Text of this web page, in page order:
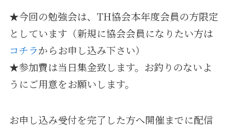
★今回の勉強会は、TH協会本年度会員の方限定
としています（新規に協会会員になりたい方は
コチラからお申し込み下さい）
★参加費は当日集金致します。お釣りのないよ
うにご用意をお願いします。
お申し込み受付を完了した方へ開催までに配信